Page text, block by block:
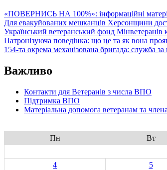
«ПОВЕРНИСЬ НА 100%»: інформаційні
Для евакуйованих мешканців Херсонщини
Український ветеранський фонд Мінветеранів
Патронізуюча поведінка: що це та як вона
154-та окрема механізована бригада: служба
Важливо
Контакти для Ветеранів з числа ВПО
Підтримка ВПО
Матеріальна допомога ветеранам та
Пн
Вт
4
5